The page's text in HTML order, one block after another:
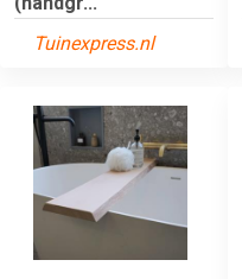
Tuinexpress.nl